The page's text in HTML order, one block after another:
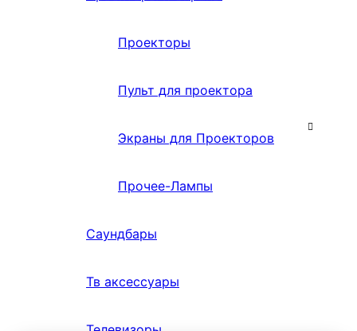
Проекторы
Пульт для проектора
Экраны для Проекторов
Прочее-Лампы
Саундбары
Тв аксессуары